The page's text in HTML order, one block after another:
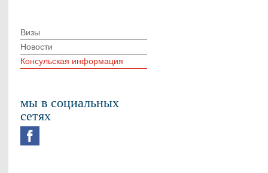
Визы
Новости
Консульская информация
мы в социальных
сетях